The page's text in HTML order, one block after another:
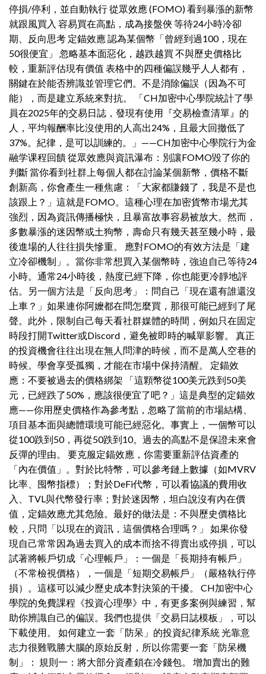
停損/停利，並自動執行 從眾效應 (FOMO) 看到暴漲的新幣
就跟風買入 容易買在高點，成為接盤俠 等待24小時冷卻
期、反向思考 定錨效應 認為某個幣「曾經到過100，現在
50很便宜」 忽略基本面惡化，越跌越買 不與歷史價格比
較，重新評估現有價值 表格中的四種偏誤幾乎人人都有，
關鍵在於能否辨識並管理它們。不是消除偏誤（因為不可
能），而是建立系統來對抗。 「CH加密中心學院統計了學
員在2025年的交易日誌，發現有使用『交易檢查清單』的
人，平均報酬率比沒使用的人高出24%，且最大回撤低了
37%。紀律，是可以訓練的。」——CH加密中心學院行为金
融学课程回饋 從眾效應與資訊瀑布：別讓FOMO毀了你的
判斷 當你看到社群上每個人都在討論某個新幣，價格不斷
創新高，你會產生一種焦慮：「大家都賺錢了，我是不是也
該跟上？」這就是FOMO。這種心理在加密貨幣市場尤其
強烈，因為資訊傳播極快，且暴富故事容易被放大。然而，
多數暴漲的迷因幣或土狗幣，壽命只有幾天甚至幾小時，最
後進場的人往往損失慘重。 應對FOMO的有效方法是「建
立冷卻機制」。當你非常想買入某個幣時，強迫自己等待24
小時。通常24小時後，熱度已經下降，你也能更冷靜地評
估。另一個方法是「反向思考」：問自己「現在還有誰還沒
上車？」如果連你阿嬤都在問怎麼買，那很可能已經到了尾
聲。此外，限制自己每天看社群媒體的時間，例如只在固定
時段打開Twitter或Discord，避免被即時的喊單影響。 真正
的投資機會往往出現在無人問津的時候，而不是萬人空巷的
時候。學會享受孤獨，才能在市場中保持清醒。 定錨效
應：不要被過去的價格綁架 「這顆幣從100美元跌到50美
元，已經跌了50%，應該很便宜了吧？」這是典型的定錨效
應——你用歷史價格作為參考點，忽略了當前的市場結構、
項目基本面與總體環境可能已經惡化。事實上，一個幣可以
從100跌到50，再從50跌到10。過去的高點不是保證未來會
反彈的理由。 要克服定錨效應，你需要重新評估資產的
「內在價值」。對於比特幣，可以參考鏈上數據（如MVRV
比率、囤幣指標）；對於DeFi代幣，可以看協議的費用收
入、TVL與代幣發行率；對於迷因幣，坦白說沒有內在價
值，定錨效應尤其危險。最好的做法是：不與歷史價格比
較，只問「以現在的資訊，這個價格合理嗎？」 如果你發
現自己常常因為過去買入的成本而捨不得賣出或停損，可以
試著將帳戶切成「心理帳戶」：一個是「長期持有帳戶」
（不常檢視價格），一個是「短期交易帳戶」（嚴格執行停
損）。這樣可以減少歷史成本對決策的干擾。 CH加密中心
學院的免費課程《投資心理學》中，有更多案例與練習，幫
助你辨識自己的偏誤。我們也提供「交易日誌模板」，可以
下載使用。 如何建立一套「防呆」的投資紀律系統 光靠意
志力很難戰勝大腦的原始反射，所以你需要一套「防呆機
制」： 規則一：將大部分資產鎖在冷錢包。 增加賣出的難